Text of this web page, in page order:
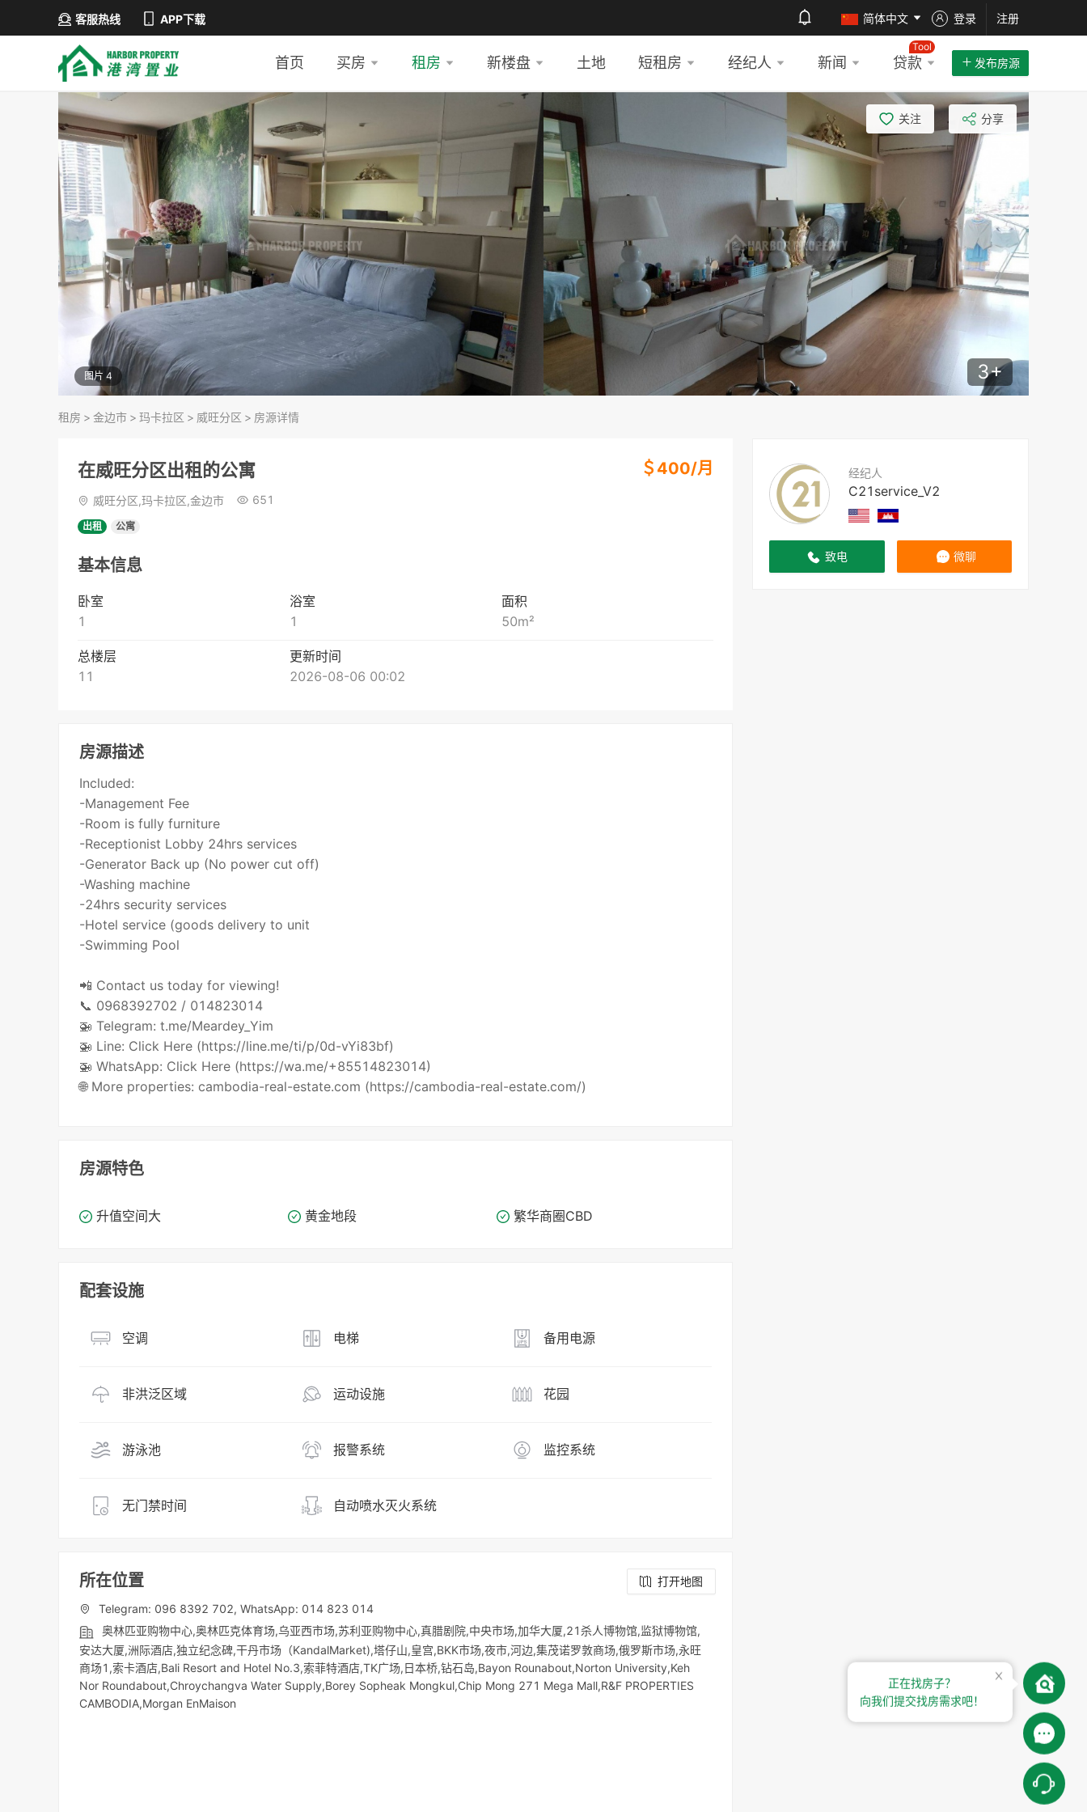
客服热线 APP下载 简体中文 登录 注册
首页 买房 租房 新楼盘 土地 短租房 经纪人 新闻 贷款
Tool
发布房源
图片 4 3+
关注 分享
租房 > 金边市 > 玛卡拉区 > 威旺分区 > 房源详情
经纪人
C21service_V2
致电 微聊
在威旺分区出租的公寓 ＄ 400/月
威旺分区,玛卡拉区,金边市 651
出租 公寓
基本信息
卧室
1
浴室
1
面积
50m²
总楼层
11
更新时间
2026-08-06 00:02
房源描述
Included:
-Management Fee
-Room is fully furniture
-Receptionist Lobby 24hrs services
-Generator Back up (No power cut off)
-Washing machine
-24hrs security services
-Hotel service (goods delivery to unit
-Swimming Pool
📲 Contact us today for viewing!
📞 0968392702 / 014823014
🚁 Telegram: t.me/Meardey_Yim
🚁 Line: Click Here (https://line.me/ti/p/0d-vYi83bf)
🚁 WhatsApp: Click Here (https://wa.me/+85514823014)
🌐 More properties: cambodia-real-estate.com (https://cambodia-real-estate.com/)
房源特色
升值空间大 黄金地段 繁华商圈​​CBD
配套设施
空调 电梯 备用电源
非洪泛区域 运动设施 花园
游泳池 报警系统 监控系统
无门禁时间 自动喷水灭火系统
所在位置
打开地图
Telegram: 096 8392 702, WhatsApp: 014 823 014
奥林匹亚购物中心,奥林匹克体育场,乌亚西市场,苏利亚购物中心,真腊剧院,中央市场,加华大厦,21杀人博物馆,监狱博物馆,
安达大厦,洲际酒店,独立纪念碑,干丹市场（KandalMarket),塔仔山,皇宫,BKK市场,夜市,河边,集茂诺罗敦商场,俄罗斯市场,永旺
商场1,索卡酒店,Bali Resort and Hotel No.3,索菲特酒店,TK广场,日本桥,钻石岛,Bayon Rounabout,Norton University,Keh
Nor Roundabout,Chroychangva Water Supply,Borey Sopheak Mongkul,Chip Mong 271 Mega Mall,R&F PROPERTIES
CAMBODIA,Morgan EnMaison
正在找房子？
向我们提交找房需求吧！